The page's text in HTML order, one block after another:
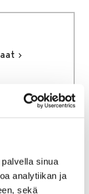
sinua
analytiikan ja
sekä